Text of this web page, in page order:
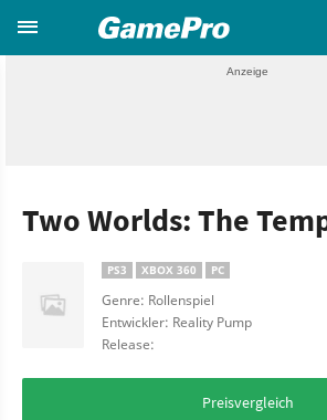
Two Worlds: The
PS3 XBOX 360 PC
Genre: Rollenspiel
Entwickler: Reality Pump
Release:
Preisvergleich